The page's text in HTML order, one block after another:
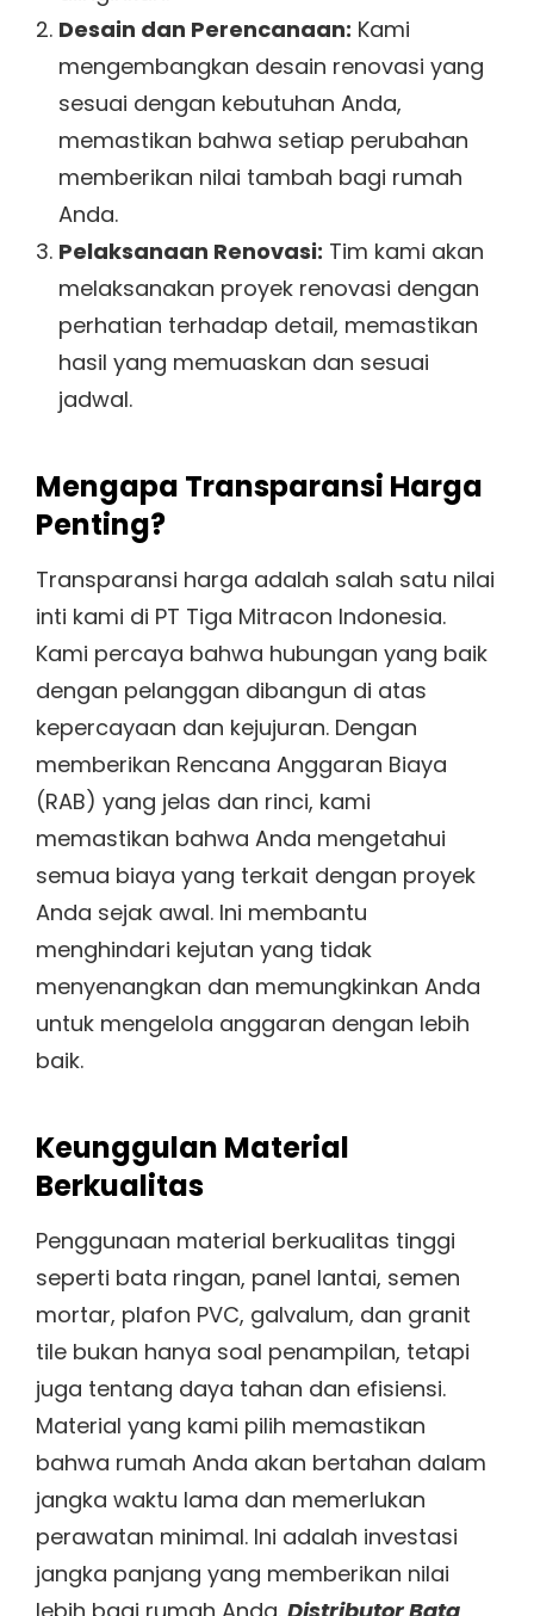
Desain dan Perencanaan: Kami
mengembangkan desain renovasi yang
sesuai dengan kebutuhan Anda,
memastikan bahwa setiap perubahan
memberikan nilai tambah bagi rumah
Anda.
Pelaksanaan Renovasi: Tim kami akan
melaksanakan proyek renovasi dengan
perhatian terhadap detail, memastikan
hasil yang memuaskan dan sesuai
jadwal.
Mengapa Transparansi Harga
Penting?
Transparansi harga adalah salah satu nilai
inti kami di PT Tiga Mitracon Indonesia.
Kami percaya bahwa hubungan yang baik
dengan pelanggan dibangun di atas
kepercayaan dan kejujuran. Dengan
memberikan Rencana Anggaran Biaya
(RAB) yang jelas dan rinci, kami
memastikan bahwa Anda mengetahui
semua biaya yang terkait dengan proyek
Anda sejak awal. Ini membantu
menghindari kejutan yang tidak
menyenangkan dan memungkinkan Anda
untuk mengelola anggaran dengan lebih
baik.
Keunggulan Material
Berkualitas
Penggunaan material berkualitas tinggi
seperti bata ringan, panel lantai, semen
mortar, plafon PVC, galvalum, dan granit
tile bukan hanya soal penampilan, tetapi
juga tentang daya tahan dan efisiensi.
Material yang kami pilih memastikan
bahwa rumah Anda akan bertahan dalam
jangka waktu lama dan memerlukan
perawatan minimal. Ini adalah investasi
jangka panjang yang memberikan nilai